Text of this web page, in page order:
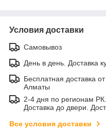
Условия доставки
Самовывоз
День в день. Доставка
Бесплатная доставка
Алматы
2-4 дня по регионам
Доставка до двери.
Все условия доставки